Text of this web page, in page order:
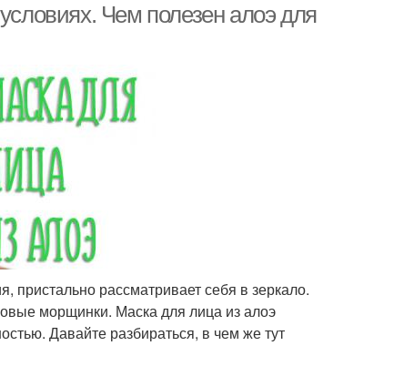
Чем полезен алоэ для
пристально рассматривает себя в зеркало.
морщинки. Маска для лица из алоэ
Давайте разбираться, в чем же тут